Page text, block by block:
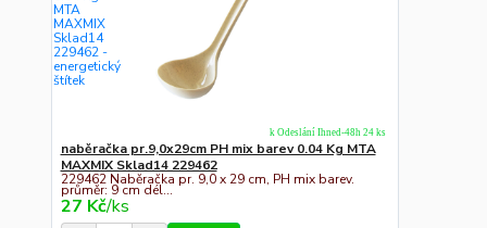
naběračka pr.9,0x29cm PH mix barev 0.04 Kg MTA
MAXMIX Sklad14 229462
229462 Naběračka pr. 9,0 x 29 cm, PH mix barev.
průměr: 9 cm dél...
27 Kč/ks
k Odeslání Ihned-48h 24 ks